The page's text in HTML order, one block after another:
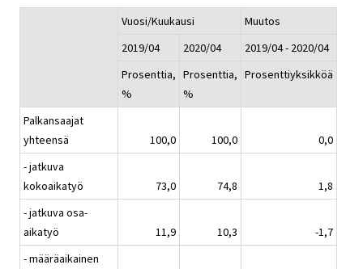
Vuosi/Kuukausi
Muutos
2019/04
2020/04
2019/04 - 2020/04
Prosenttia,
%
Prosenttia,
%
Prosenttiyksikköä
Palkansaajat
yhteensä
100,0 100,0
0,0
- jatkuva
kokoaikatyö
73,0 74,8
1,8
- jatkuva osa-
aikatyö
11,9 10,3
-1,7
- määräaikainen